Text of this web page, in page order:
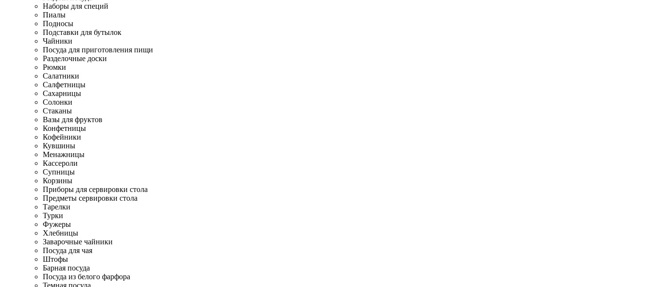
Наборы для специй
Пиалы
Подносы
Подставки для бутылок
Чайники
Посуда для приготовления пищи
Разделочные доски
Рюмки
Салатники
Салфетницы
Сахарницы
Солонки
Стаканы
Вазы для фруктов
Конфетницы
Кофейники
Кувшины
Менажницы
Кассероли
Супницы
Корзины
Приборы для сервировки стола
Предметы сервировки стола
Тарелки
Турки
Фужеры
Хлебницы
Заварочные чайники
Посуда для чая
Штофы
Барная посуда
Посуда из белого фарфора
Темная посуда